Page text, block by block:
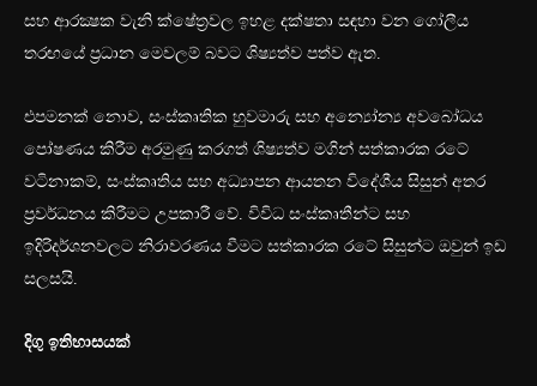
සහ ආරක්‍ෂක වැනි ක්ෂේත්‍රවල ඉහළ දක්ෂතා සඳහා වන ගෝලීය
තරඟයේ ප්‍රධාන මෙවලම් බවට ශිෂ්‍යත්ව පත්ව ඇත.
එපමනක් නොව, සංස්කෘතික හුවමාරු සහ අන්‍යෝන්‍ය අවබෝධය
පෝෂණය කිරීම අරමුණු කරගත් ශිෂ්‍යත්ව මගින් සත්කාරක රටේ
වටිනාකම්, සංස්කෘතිය සහ අධ්‍යාපන ආයතන විදේශීය සිසුන් අතර
ප්‍රවර්ධනය කිරීමට උපකාරී වේ. විවිධ සංස්කෘතීන්ට සහ
ඉදිරිදර්ශනවලට නිරාවරණය වීමට සත්කාරක රටේ සිසුන්ට ඔවුන් ඉඩ
සලසයි.
දිගු ඉතිහාසයක්